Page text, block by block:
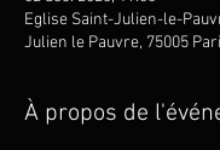
Eglise Saint-Julien-le-
Julien le Pauvre, 75005
À propos de